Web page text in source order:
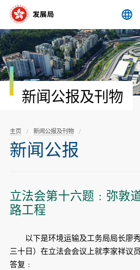
容
开
始
新闻公报及刊物
主页 新闻公报及刊物
新闻公报
立法会第十六题﹕弥敦
路工程
以下是环境运输及工务局局长廖秀
三十日）在立法会会议上就李家祥议
答复﹕